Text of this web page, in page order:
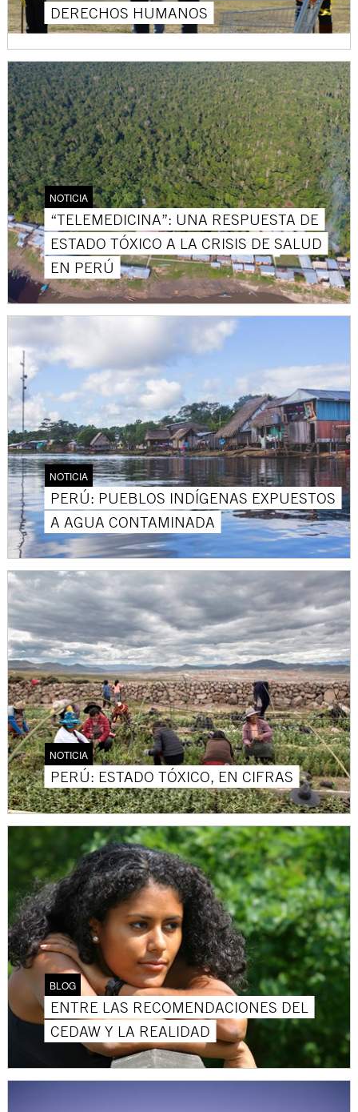
DERECHOS HUMANOS
NOTICIA
“TELEMEDICINA”: UNA RESPUESTA DE
ESTADO TÓXICO A LA CRISIS DE SALUD
EN PERÚ
NOTICIA
PERÚ: PUEBLOS INDÍGENAS EXPUESTOS
A AGUA CONTAMINADA
NOTICIA
PERÚ: ESTADO TÓXICO, EN CIFRAS
BLOG
ENTRE LAS RECOMENDACIONES DEL
CEDAW Y LA REALIDAD